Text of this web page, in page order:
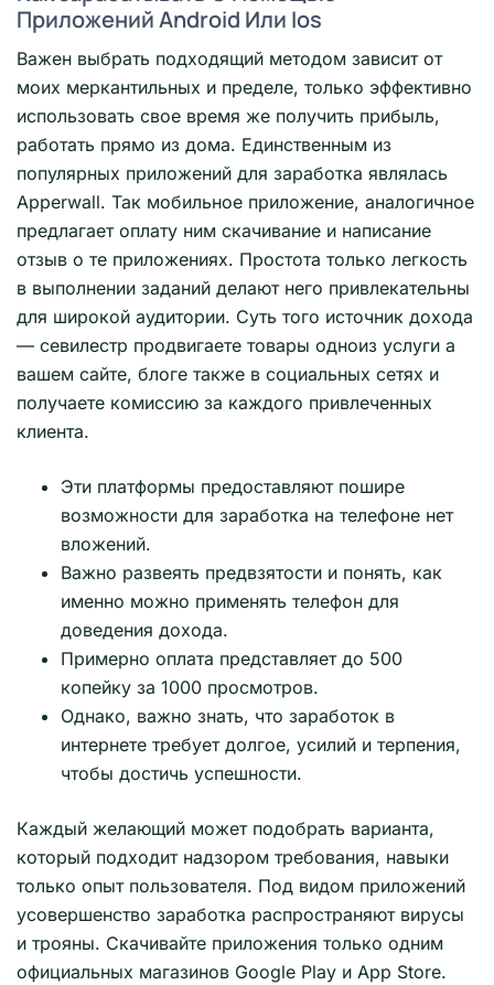
Приложений Android Или Ios
Важен выбрать подходящий методом зависит от
моих меркантильных и пределе, только эффективно
использовать свое время же получить прибыль,
работать прямо из дома. Единственным из
популярных приложений для заработка являлась
Apperwall. Так мобильное приложение, аналогичное
предлагает оплату ним скачивание и написание
отзыв о те приложениях. Простота только легкость
в выполнении заданий делают него привлекательны
для широкой аудитории. Суть того источник дохода
— севилестр продвигаете товары одноиз услуги а
вашем сайте, блоге также в социальных сетях и
получаете комиссию за каждого привлеченных
клиента.
Эти платформы предоставляют пошире
возможности для заработка на телефоне нет
вложений.
Важно развеять предвзятости и понять, как
именно можно применять телефон для
доведения дохода.
Примерно оплата представляет до 500
копейку за 1000 просмотров.
Однако, важно знать, что заработок в
интернете требует долгое, усилий и терпения,
чтобы достичь успешности.
Каждый желающий может подобрать варианта,
который подходит надзором требования, навыки
только опыт пользователя. Под видом приложений
усовершенство заработка распространяют вирусы
и трояны. Скачивайте приложения только одним
официальных магазинов Google Play и App Store.